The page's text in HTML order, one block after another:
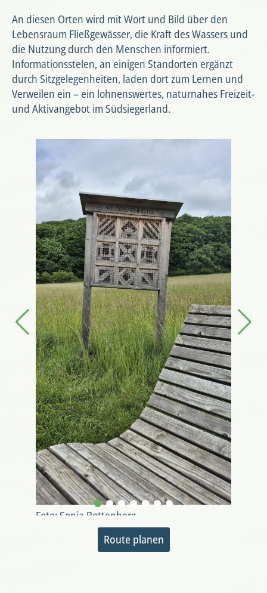
An diesen Orten wird mit Wort und Bild über den
Lebensraum Fließgewässer, die Kraft des Wassers und
die Nutzung durch den Menschen informiert.
Informationsstelen, an einigen Standorten ergänzt
durch Sitzgelegenheiten, laden dort zum Lernen und
Verweilen ein – ein lohnenswertes, naturnahes Freizeit-
und Aktivangebot im Südsiegerland.
Foto: Sonja Bottenberg
Foto: Sonja Bottenberg
Foto: Sonja Bottenberg
Foto: Sonja Bottenberg
Foto: Sonja Bottenberg
Foto: Sonja Bottenberg
Foto: Sonja Bottenberg
Route planen